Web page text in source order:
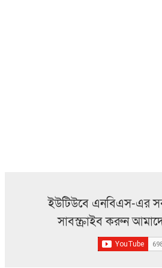
ইউটিউবে এনবিএস-এর
সাবস্ক্রাইব করুন